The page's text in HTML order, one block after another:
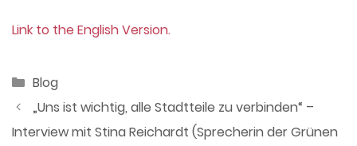
Link to the English Version.
Kategorien
Blog
„Uns ist wichtig, alle Stadtteile zu verbinden“ –
Interview mit Stina Reichardt (Sprecherin der Grünen